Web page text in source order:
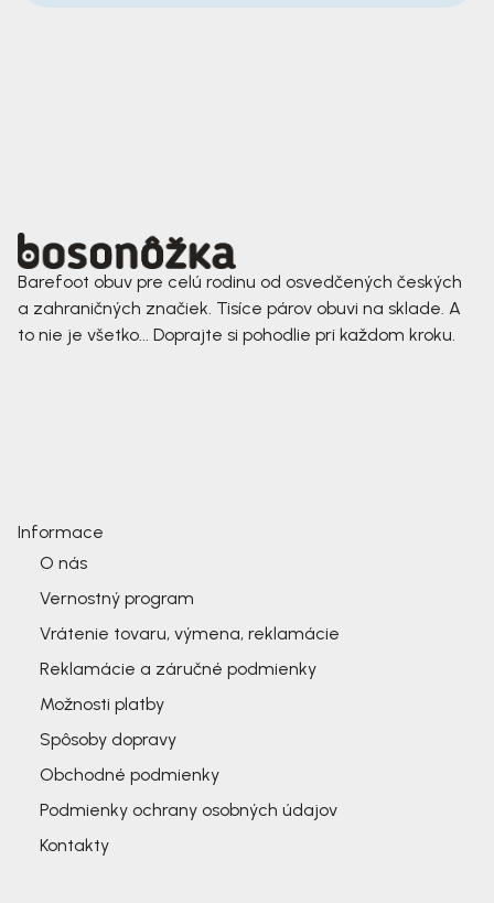
Barefoot obuv pre celú rodinu od osvedčených českých
a zahraničných značiek. Tisíce párov obuvi na sklade. A
to nie je všetko... Doprajte si pohodlie pri každom kroku.
Informace
O nás
Vernostný program
Vrátenie tovaru, výmena, reklamácie
Reklamácie a záručné podmienky
Možnosti platby
Spôsoby dopravy
Obchodné podmienky
Podmienky ochrany osobných údajov
Kontakty